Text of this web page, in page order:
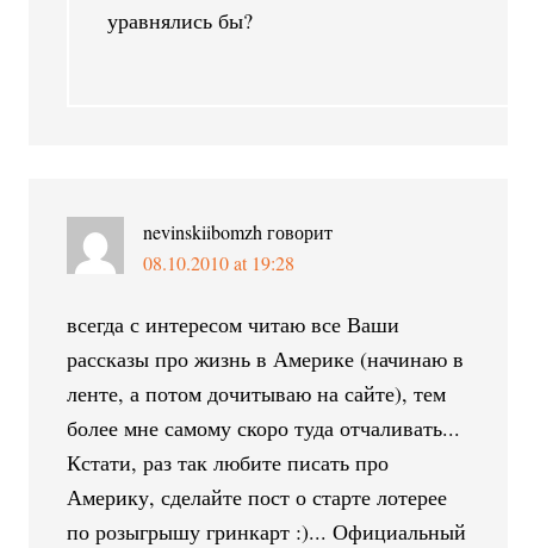
уравнялись бы?
nevinskiibomzh говорит
08.10.2010 at 19:28
всегда с интересом читаю все Ваши
рассказы про жизнь в Америке (начинаю в
ленте, а потом дочитываю на сайте), тем
более мне самому скоро туда отчаливать...
Кстати, раз так любите писать про
Америку, сделайте пост о старте лотерее
по розыгрышу гринкарт :)... Официальный